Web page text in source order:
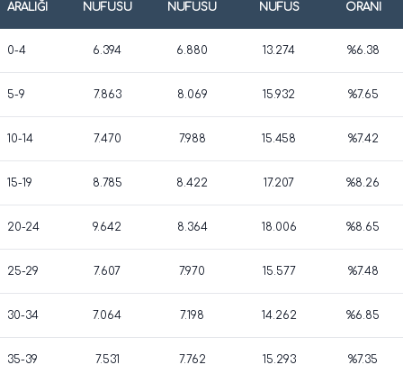
ARALIĞI
NÜFUSU
NÜFUSU
NÜFUS
ORANI
0-4 6.394 6.880 13.274 %6.38
5-9 7.863 8.069 15.932 %7.65
10-14 7.470 7.988 15.458 %7.42
15-19 8.785 8.422 17.207 %8.26
20-24 9.642 8.364 18.006 %8.65
25-29 7.607 7.970 15.577 %7.48
30-34 7.064 7.198 14.262 %6.85
35-39 7.531 7.762 15.293 %7.35